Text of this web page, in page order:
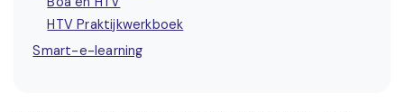
HTV Praktijkwerkboek
Smart-e-learning